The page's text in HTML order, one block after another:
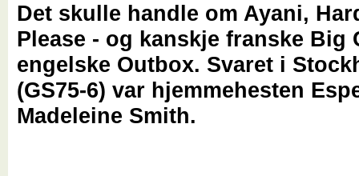
Det skulle handle om Ayani,
Please - og kanskje franske Big
engelske Outbox. Svaret i
(GS75-6) var hjemmehesten
Madeleine Smith.